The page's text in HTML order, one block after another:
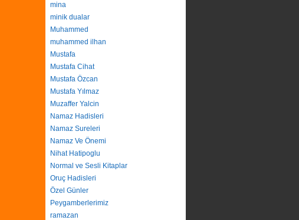
mina
minik dualar
Muhammed
muhammed ilhan
Mustafa
Mustafa Cihat
Mustafa Özcan
Mustafa Yılmaz
Muzaffer Yalcin
Namaz Hadisleri
Namaz Sureleri
Namaz Ve Önemi
Nihat Hatipoglu
Normal ve Sesli Kitaplar
Oruç Hadisleri
Özel Günler
Peygamberlerimiz
ramazan